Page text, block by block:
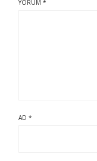
YORUM*
AD*